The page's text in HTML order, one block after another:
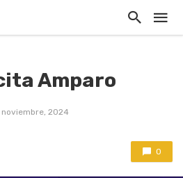
Amparo
noviembre, 2024
0